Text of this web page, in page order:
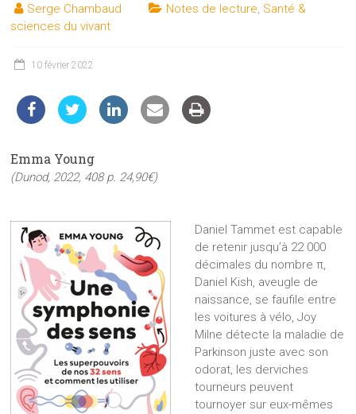
auprès
public
Serge Chambaud Notes de lecture, Santé &
sciences du vivant
10 février 2022
Emma Young
(Dunod, 2022, 408 p. 24,90€)
Daniel Tammet est capable
de retenir jusqu’à 22 000
décimales du nombre π,
Daniel Kish, aveugle de
naissance, se faufile entre
les voitures à vélo, Joy
Milne détecte la maladie de
Parkinson juste avec son
odorat, les derviches
tourneurs peuvent
tournoyer sur eux-mêmes